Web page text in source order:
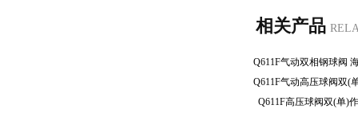
相关产品
Q611F高压球阀双(单